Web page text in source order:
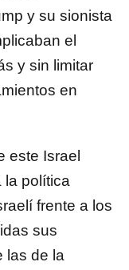
y su sionista
el
y sin limitar
en
este Israel
la política
frente a los
sus
las de la